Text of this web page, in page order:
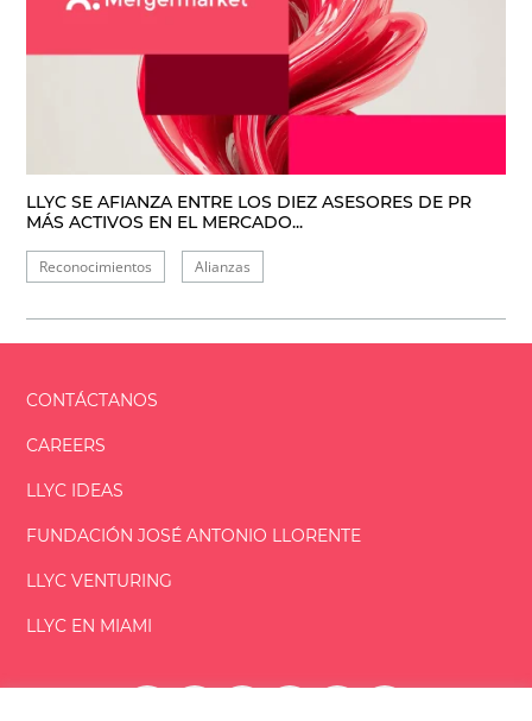
LLYC SE AFIANZA ENTRE LOS DIEZ ASESORES DE PR
MÁS ACTIVOS EN EL MERCADO...
Reconocimientos Alianzas
CONTÁCTANOS
CAREERS
LLYC IDEAS
FUNDACIÓNJOSÉ ANTONIO LLORENTE
LLYC VENTURING
LLYC EN MIAMI